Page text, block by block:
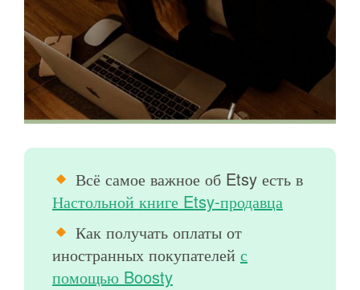
Всё самое важное об Etsy есть в
Настольной книге Etsy-продавца
Как получать оплаты от
иностранных покупателей с
помощью Boosty